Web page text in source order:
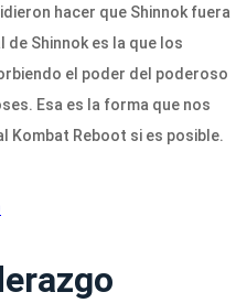
hacer que Shinnok fuera
de Shinnok es la que los
el poder del poderoso
Esa es la forma que nos
Kombat Reboot si es posible.